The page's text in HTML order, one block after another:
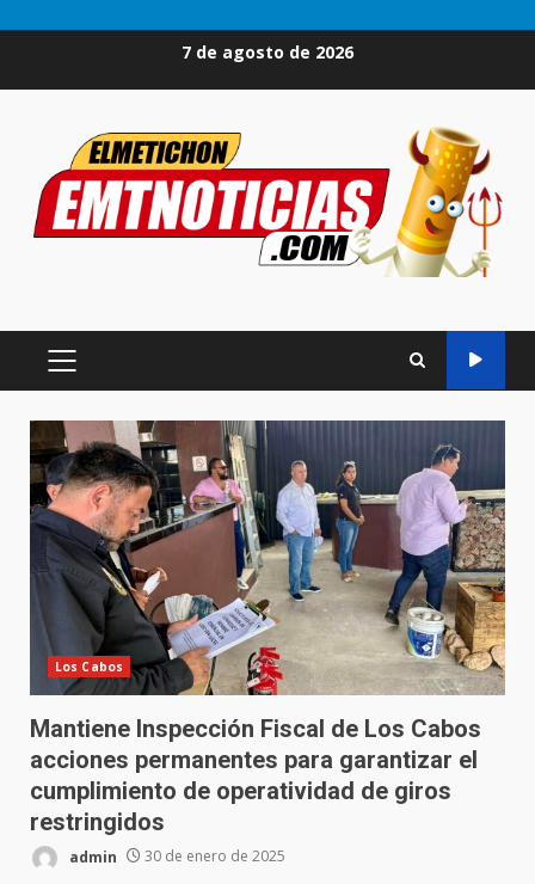
7 de agosto de 2026
MENÚ
PRINCIPAL
Los Cabos
Mantiene Inspección Fiscal de Los Cabos
acciones permanentes para garantizar el
cumplimiento de operatividad de giros
restringidos
admin 30 de enero de 2025